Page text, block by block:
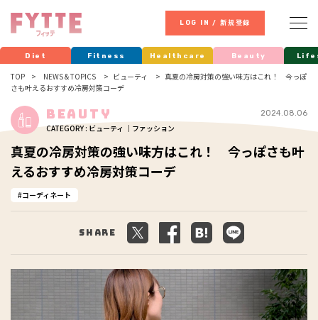
LOG IN / 新規登録
Diet Fitness Healthcare Beauty
TOP NEWS & TOPICS ビューティ
真夏の冷房対策の強い味方はこれ！ 今っぽ
さも叶えるおすすめ冷房対策コーデ
Beauty
CATEGORY : ビューティ ｜ファッション
2024.08.06
真夏の冷房対策の強い味方はこれ！ 今っぽさも叶
えるおすすめ冷房対策コーデ
コーディネート
Share